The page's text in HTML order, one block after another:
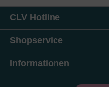
CLV Hotline
Shopservice
Informationen